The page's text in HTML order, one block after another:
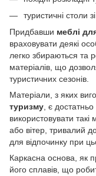
туристичні столи
Придбавши меблі
враховувати деякі
легко збираються та
матеріалів, що
туристичних сезонів.
Матеріали, з яких
туризму, є
використовувати
або вітер, тривалий
для відпочинку при
Каркасна основа, як
його сплавів, що